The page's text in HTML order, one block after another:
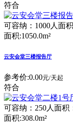
符合
可容纳：1000人 面
面积:1050.0m²
云安会堂三楼报告厅
参考价:0.00元/天起
符合
可容纳：250人 面积
面积:308.0m²